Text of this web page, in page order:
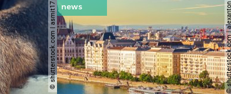
© shutterstock.com | asmit17 ©